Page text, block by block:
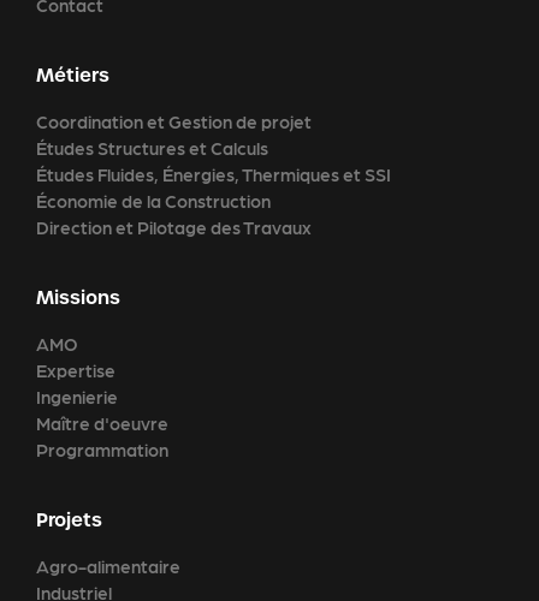
Contact
Métiers
Coordination et Gestion de projet
Études Structures et Calculs
Études Fluides, Énergies, Thermiques et SSI
Économie de la Construction
Direction et Pilotage des Travaux
Missions
AMO
Expertise
Ingenierie
Maître d'oeuvre
Programmation
Projets
Agro-alimentaire
Industriel